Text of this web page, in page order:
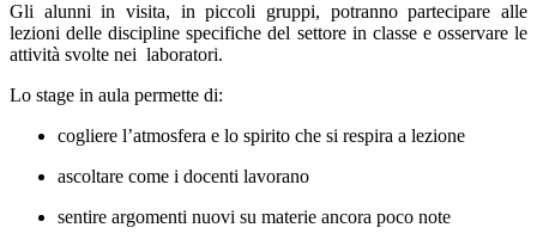
Gli alunni in visita, in piccoli gruppi, potranno partecipare alle
lezioni delle discipline specifiche del settore in classe e osservare le
attività svolte nei laboratori.
Lo stage in aula permette di:
cogliere l’atmosfera e lo spirito che si respira a lezione
ascoltare come i docenti lavorano
sentire argomenti nuovi su materie ancora poco note